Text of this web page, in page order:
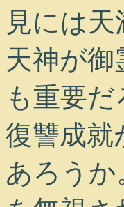
見には
天神が
も重要
復讐成就
あろう